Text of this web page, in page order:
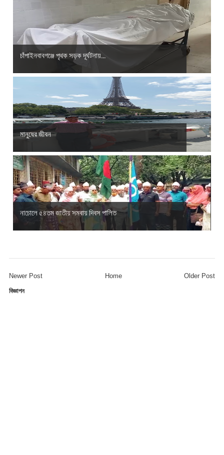
চাঁপাইনবাবগঞ্জে পৃথক সড়ক দূর্ঘটনায়...
মানুষের জীবন
নাচোলে ৫৪তম জাতীয় সমবায় দিবস পালিত
Newer Post Older Post
Home
বিজ্ঞাপন